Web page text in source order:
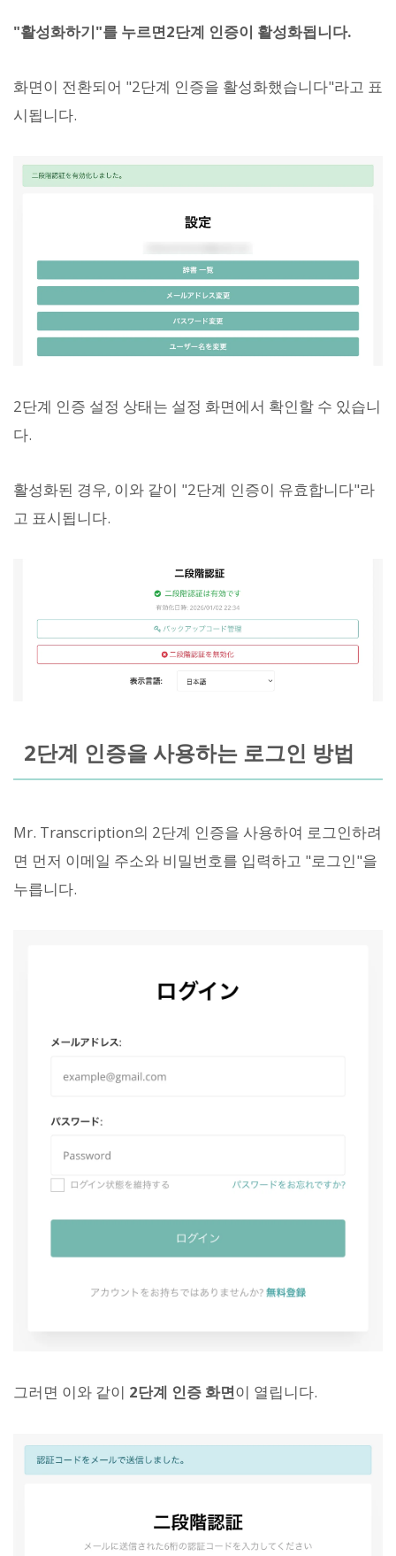
"활성화하기"를 누르면2단계 인증이 활성화됩니다.
화면이 전환되어 "2단계 인증을 활성화했습니다"라고 표
시됩니다.
2단계 인증 설정 상태는 설정 화면에서 확인할 수 있습니
다.
활성화된 경우, 이와 같이 "2단계 인증이 유효합니다"라
고 표시됩니다.
2단계 인증을 사용하는 로그인 방법
Mr. Transcription의 2단계 인증을 사용하여 로그인하려
면 먼저 이메일 주소와 비밀번호를 입력하고 "로그인"을
누릅니다.
그러면 이와 같이 2단계 인증 화면이 열립니다.